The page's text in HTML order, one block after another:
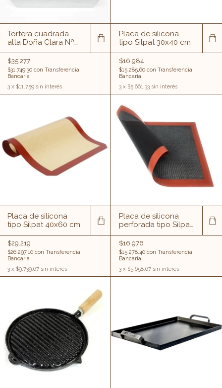
Tortera cuadrada
alta Doña Clara Nº
$35.277
$31.749,30 con Transferencia
Bancaria
3 x $11.759 sin interés
Placa de silicona
tipo Silpat 30x40 cm
$16.984
$15.285,60 con Transferencia
Bancaria
3 x $5.661,33 sin interés
Placa de silicona
tipo Silpat 40x60 cm
$29.219
$26.297,10 con Transferencia
Bancaria
3 x $9.739,67 sin interés
Placa de silicona
perforada tipo Silpat
$16.976
$15.278,40 con Transferencia
Bancaria
3 x $5.658,67 sin interés